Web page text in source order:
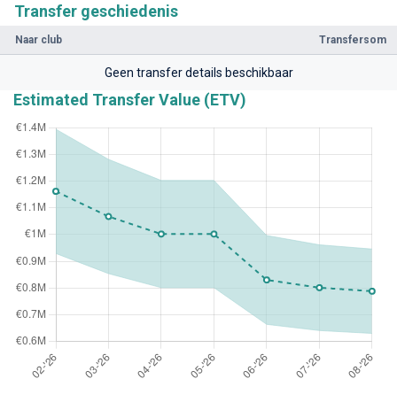
Transfer geschiedenis
Naar club Transfersom
Geen transfer details beschikbaar
Estimated Transfer Value (ETV)